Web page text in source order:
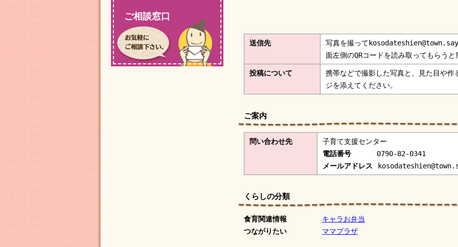
送信先
写真を撮って
面左側のQRコードを読み取ってもらうと
投稿について
携帯などで撮影した写真と、見た目や
ジを添えてください。
ご案内
問い合わせ先
子育て支援センター
電話番号
0790-82-0341
メールアドレス
くらしの分類
食育関連情報
キャラお弁当
つながりたい
ママプラザ
ご相談窓口